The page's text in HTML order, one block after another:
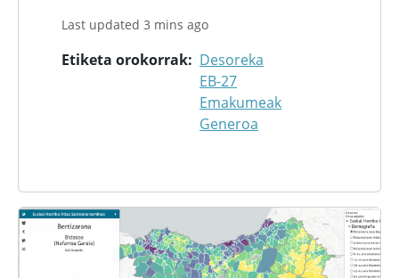
Last updated 3 mins ago
Etiketa orokorrak
Desoreka
EB-27
Emakumeak
Generoa